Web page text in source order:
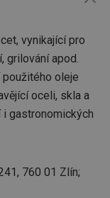
vynikající pro
grilování apod.
oleje
oceli, skla a
gastronomických
760 01 Zlín;